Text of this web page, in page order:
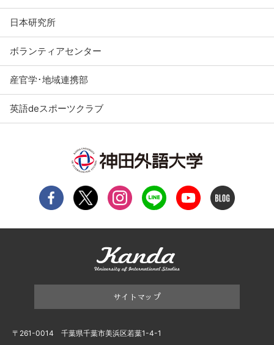
日本研究所
ボランティアセンター
産官学･地域連携部
英語deスポーツクラブ
サイトマップ
〒261-0014 千葉県千葉市美浜区若葉1-4-1